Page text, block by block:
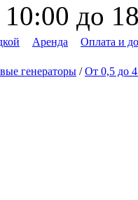
до
Аренда
Оплата и
генераторы /От 0,5 до